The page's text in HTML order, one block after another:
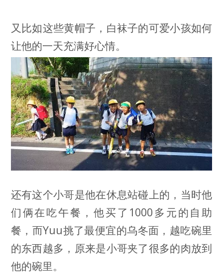
又比如这些黄帽子，白袜子的可爱小孩如何
让他的一天充满好心情。
还有这个小哥是他在休息站碰上的，当时他
们俩在吃午餐，他买了1000多元的自助
餐，而Yuu挑了最便宜的乌冬面，越吃碗里
的东西越多，原来是小哥夹了很多的肉放到
他的碗里。